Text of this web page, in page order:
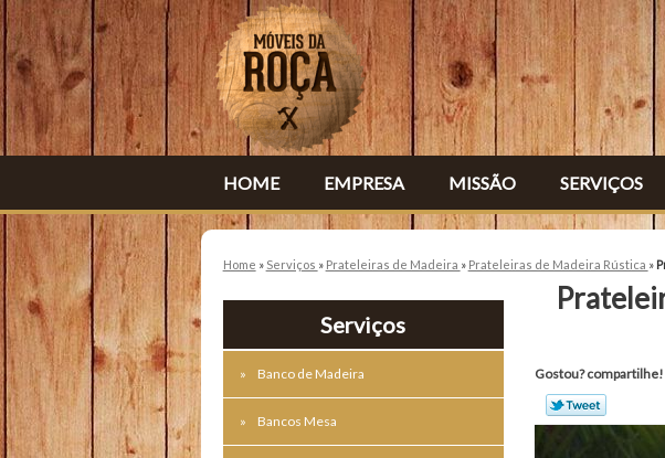
HOME EMPRESA MISSÃO SERVIÇOS
Home » Serviços » Prateleiras de Madeira » Prateleiras de Madeira Rústica »
Serviços
Banco de Madeira
Bancos Mesa
Gostou? compartilhe!